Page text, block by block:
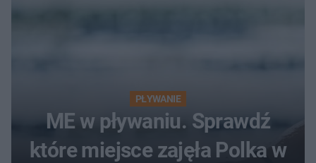
PŁYWANIE
ME w pływaniu. Sprawdź
które miejsce zajęła Polka w